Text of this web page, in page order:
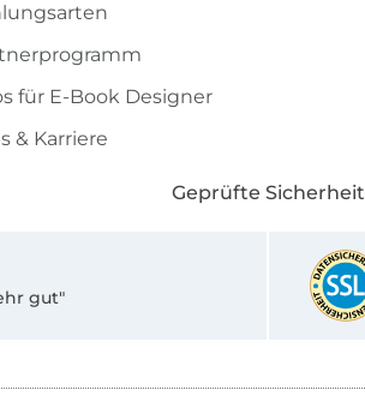
für E-Book Designer
& Karriere
Geprüfte Sicherheit
gut"